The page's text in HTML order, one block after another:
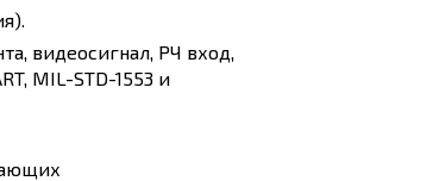
видеосигнал, РЧ вход,
MIL-STD-1553 и